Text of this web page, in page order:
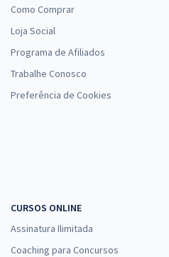
Como Comprar
Loja Social
Programa de Afiliados
Trabalhe Conosco
Preferência de Cookies
CURSOS ONLINE
Assinatura Ilimitada
Coaching para Concursos